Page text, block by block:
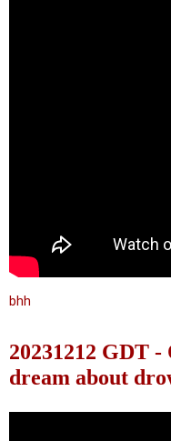
bhh
20231212 GDT -
dream about